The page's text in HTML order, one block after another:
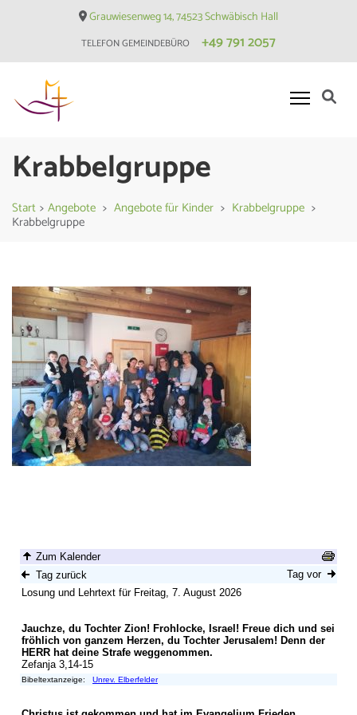
Grauwiesenweg 14, 74523 Schwäbisch Hall
TELEFON GEMEINDEBÜRO +49 791 2057
Hessental
Krabbelgruppe
Start > Angebote > Angebote für Kinder > Krabbelgruppe >
Krabbelgruppe